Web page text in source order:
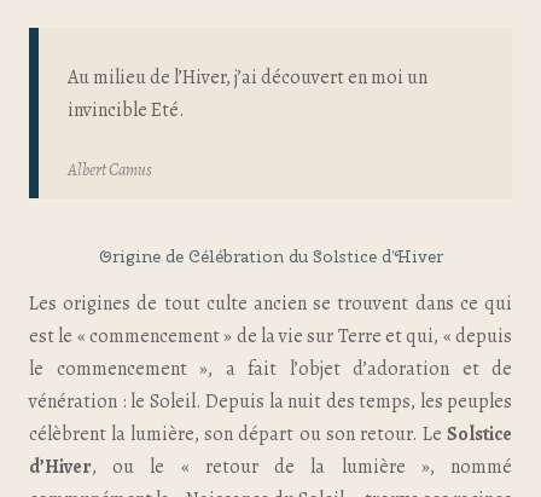
Au milieu de l’Hiver, j’ai découvert en moi un
invincible Eté.
Albert Camus
Origine de Célébration du Solstice d’Hiver
Les origines de tout culte ancien se trouvent dans ce qui
est le « commencement » de la vie sur Terre et qui, « depuis
le commencement », a fait l’objet d’adoration et de
vénération : le Soleil. Depuis la nuit des temps, les peuples
célèbrent la lumière, son départ ou son retour. Le Solstice
d’Hiver, ou le « retour de la lumière », nommé